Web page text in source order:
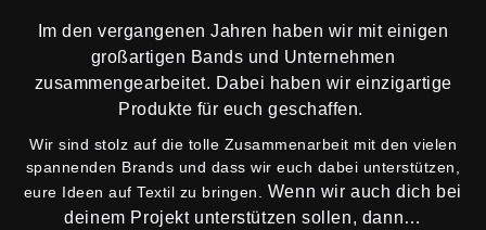
Im den vergangenen Jahren haben wir mit einigen
großartigen Bands und Unternehmen
zusammengearbeitet. Dabei haben wir einzigartige
Produkte für euch geschaffen.
Wir sind stolz auf die tolle Zusammenarbeit mit den vielen
spannenden Brands und dass wir euch dabei unterstützen,
eure Ideen auf Textil zu bringen. Wenn wir auch dich bei
deinem Projekt unterstützen sollen, dann…